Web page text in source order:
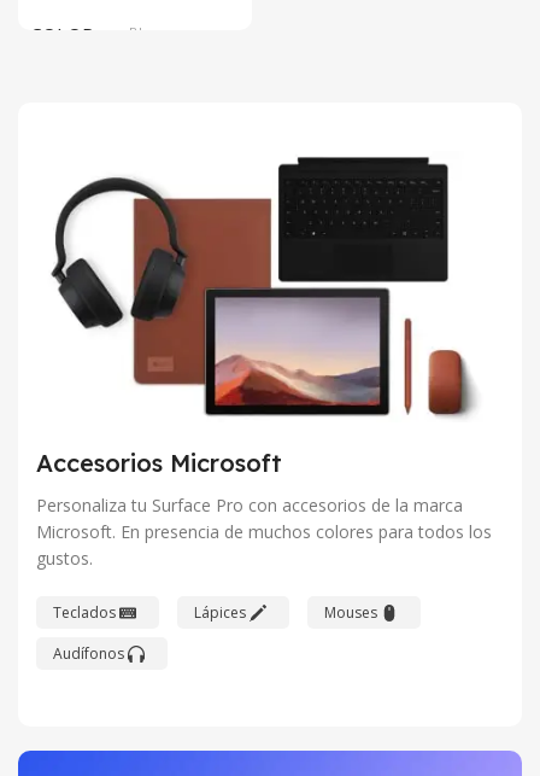
COLOR Blue
Accesorios Microsoft
Personaliza tu Surface Pro con accesorios de la marca
Microsoft. En presencia de muchos colores para todos los
gustos.
Teclados Lápices
Mouses
Audífonos